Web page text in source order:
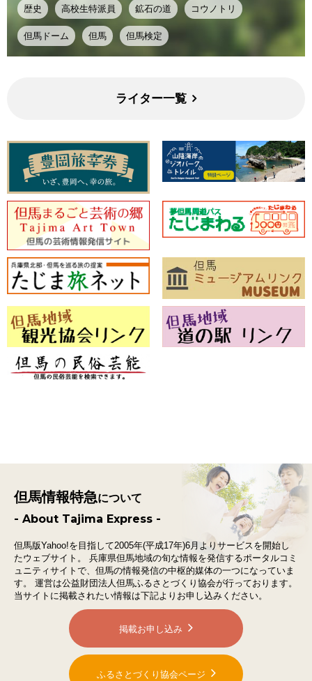
歴史 高校生特派員 鉱石の道 コウノトリ
但馬ドーム 但馬 但馬検定
ライター一覧
但馬情報特急について
- About Tajima Express -
但馬版Yahoo!を目指して2005年(平成17年)6月よりサービスを開始し
たウェブサイト。
兵庫県但馬地域の旬な情報を発信するポータルコミ
ュニティサイトで、 但馬の情報発信の中枢的媒体の一つになっていま
す。
運営は公益財団法人但馬ふるさとづくり協会が行っております。
当サイトに掲載されたい情報は下記よりお申し込みください。
掲載お申し込み
ふるさとづくり協会ページ